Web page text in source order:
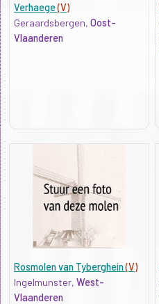
Verhaege(V)
Geraardsbergen, Oost-
Vlaanderen
Rosmolen van Tyberghein(V)
Ingelmunster, West-
Vlaanderen